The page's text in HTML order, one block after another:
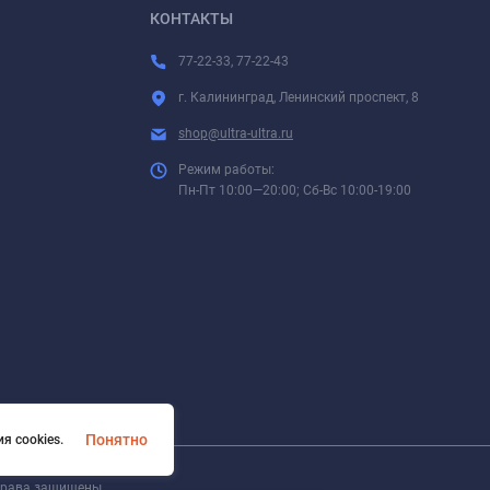
КОНТАКТЫ
77-22-33, 77-22-43
г. Калининград, Ленинский проспект, 8
shop@ultra-ultra.ru
Режим работы:
Пн-Пт 10:00—20:00; Сб-Вс 10:00-19:00
cookies.
Понятно